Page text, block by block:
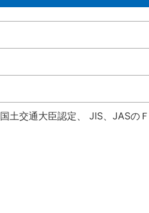
国土交通大臣認定、 JIS、